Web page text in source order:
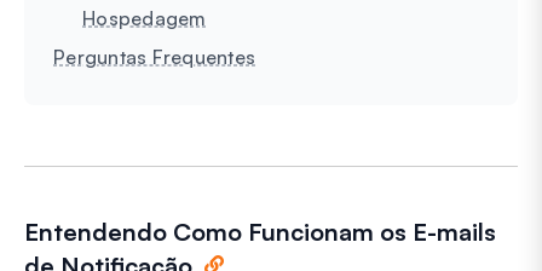
Hospedagem
Perguntas Frequentes
Entendendo Como Funcionam os E-mails